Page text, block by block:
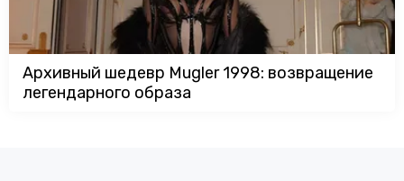
Архивный шедевр Mugler 1998: возвращение
легендарного образа